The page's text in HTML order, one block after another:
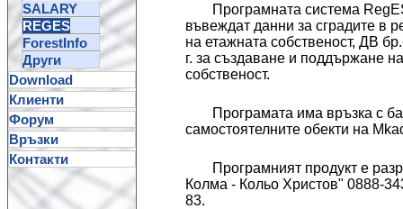
SALARY
REGES
ForestInfo
Други
Download
Клиенти
Форум
Връзки
Контакти
Програмната система
въвеждат данни за сградите в
на етажната собственост, ДВ
г. за създаване и поддържане
собственост.
Програмата има връзка с
самостоятелните обекти на
Програмният продукт е
Колма - Кольо Христов" 0888-
83.